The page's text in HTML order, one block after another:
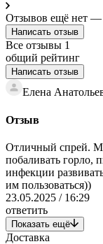
Отзывов ещё нет —
Написать отзыв
Все отзывы 1
общий рейтинг
Написать отзыв
Елена
Отзыв
Отличный спрей.
побаливать горло,
инфекции
им пользоваться))
23.05.2025 / 16:29
ответить
Показать ещё
Доставка